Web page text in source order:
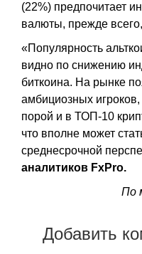
(22%) предпочитает
валюты, прежде
«Популярность
видно по снижению
биткоина. На рынке
амбициозных
порой и в ТОП-10
что вполне может
среднесрочной
аналитиков FxPro.
По
Добавить